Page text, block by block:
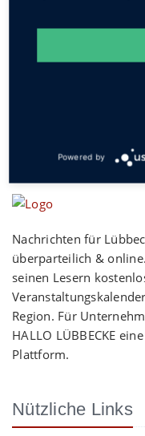
Nachrichten für
überparteilich &
seinen Lesern
Region. Für
HALLO LÜBBECKE
Plattform.
Nützliche Links
Powered by